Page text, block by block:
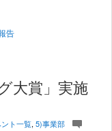
告
大賞」実施
ト一覧, 5)事業部 c